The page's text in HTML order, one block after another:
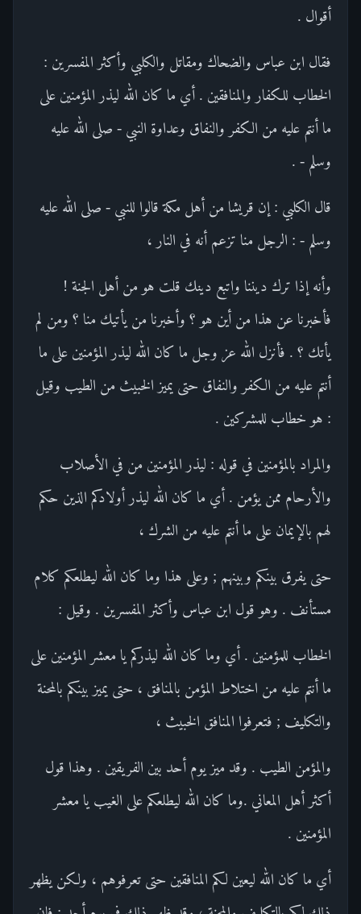
أقوال .
فقال ابن عباس والضحاك ومقاتل والكلبي وأكثر المفسرين :
الخطاب للكفار والمنافقين . أي ما كان الله ليذر المؤمنين على
ما أنتم عليه من الكفر والنفاق وعداوة النبي - صلى الله عليه
وسلم - .
قال الكلبي : إن قريشا من أهل مكة قالوا للنبي - صلى الله عليه
وسلم - : الرجل منا تزعم أنه في النار ،
وأنه إذا ترك ديننا واتبع دينك قلت هو من أهل الجنة !
فأخبرنا عن هذا من أين هو ؟ وأخبرنا من يأتيك منا ؟ ومن لم
يأتك ؟ . فأنزل الله عز وجل ما كان الله ليذر المؤمنين على ما
أنتم عليه من الكفر والنفاق حتى يميز الخبيث من الطيب وقيل
: هو خطاب للمشركين .
والمراد بالمؤمنين في قوله : ليذر المؤمنين من في الأصلاب
والأرحام ممن يؤمن . أي ما كان الله ليذر أولادكم الذين حكم
لهم بالإيمان على ما أنتم عليه من الشرك ،
حتى يفرق بينكم وبينهم ; وعلى هذا وما كان الله ليطلعكم كلام
مستأنف . وهو قول ابن عباس وأكثر المفسرين . وقيل :
الخطاب للمؤمنين . أي وما كان الله ليذركم يا معشر المؤمنين على
ما أنتم عليه من اختلاط المؤمن بالمنافق ، حتى يميز بينكم بالمحنة
والتكليف ; فتعرفوا المنافق الخبيث ،
والمؤمن الطيب . وقد ميز يوم أحد بين الفريقين . وهذا قول
أكثر أهل المعاني .وما كان الله ليطلعكم على الغيب يا معشر
المؤمنين .
أي ما كان الله ليعين لكم المنافقين حتى تعرفوهم ، ولكن يظهر